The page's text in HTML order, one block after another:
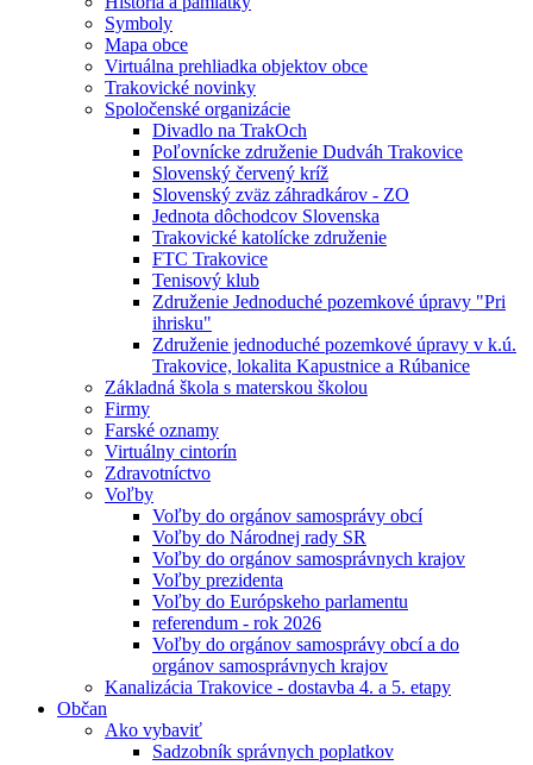
Symboly
Mapa obce
Virtuálna prehliadka objektov obce
Trakovické novinky
Spoločenské organizácie
Divadlo na TrakOch
Poľovnícke združenie Dudváh Trakovice
Slovenský červený kríž
Slovenský zväz záhradkárov - ZO
Jednota dôchodcov Slovenska
Trakovické katolícke združenie
FTC Trakovice
Tenisový klub
Združenie Jednoduché pozemkové úpravy "Pri
ihrisku"
Združenie jednoduché pozemkové úpravy v k.ú.
Trakovice, lokalita Kapustnice a Rúbanice
Základná škola s materskou školou
Firmy
Farské oznamy
Virtuálny cintorín
Zdravotníctvo
Voľby
Voľby do orgánov samosprávy obcí
Voľby do Národnej rady SR
Voľby do orgánov samosprávnych krajov
Voľby prezidenta
Voľby do Európskeho parlamentu
referendum - rok 2026
Voľby do orgánov samosprávy obcí a do
orgánov samosprávnych krajov
Kanalizácia Trakovice - dostavba 4. a 5. etapy
Občan
Ako vybaviť
Sadzobník správnych poplatkov